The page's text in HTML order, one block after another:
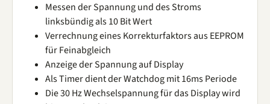
Messen der Spannung und des Stroms
linksbündig als 10 Bit Wert
Verrechnung eines Korrekturfaktors aus EEPROM
für Feinabgleich
Anzeige der Spannung auf Display
Als Timer dient der Watchdog mit 16ms Periode
Die 30 Hz Wechselspannung für das Display wird